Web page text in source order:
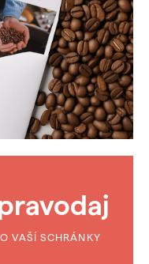
VAŠÍ SCHRÁNKY